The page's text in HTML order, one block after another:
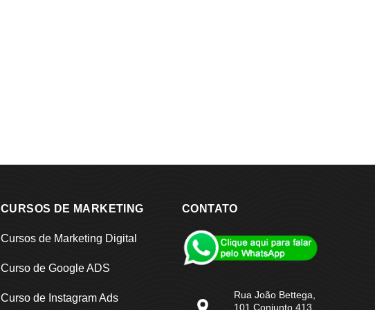
CURSOS DE MARKETING
Cursos de Marketing Digital
Curso de Google ADS
Curso de Instagram Ads
CONTATO
Rua João Bettega,
101 Conjunto 413